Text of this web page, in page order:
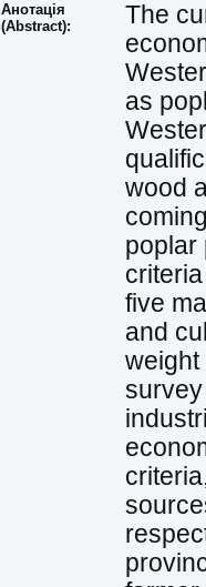
Анотація
(Abstract):
The
as
wood
poplar
five
and
weight